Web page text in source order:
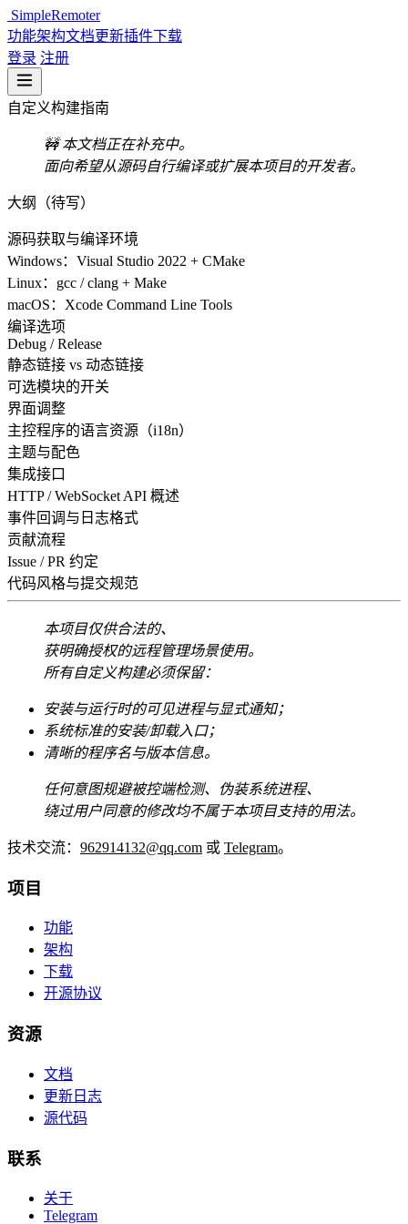
SimpleRemoter
功能架构文档更新插件下载
登录 注册
自定义构建指南
🚧 本文档正在补充中。
面向希望从源码自行编译或扩展本项目的开发者。
大纲（待写）
源码获取与编译环境
Windows：Visual Studio 2022 + CMake
Linux：gcc / clang + Make
macOS：Xcode Command Line Tools
编译选项
Debug / Release
静态链接 vs 动态链接
可选模块的开关
界面调整
主控程序的语言资源（i18n）
主题与配色
集成接口
HTTP / WebSocket API 概述
事件回调与日志格式
贡献流程
Issue / PR 约定
代码风格与提交规范
本项目仅供合法的、
获明确授权的远程管理场景使用。
所有自定义构建必须保留：
安装与运行时的可见进程与显式通知；
系统标准的安装/卸载入口；
清晰的程序名与版本信息。
任何意图规避被控端检测、伪装系统进程、
绕过用户同意的修改均不属于本项目支持的用法。
技术交流： 962914132@qq.com 或 Telegram。
项目
功能
架构
下载
开源协议
资源
文档
更新日志
源代码
联系
关于
Telegram